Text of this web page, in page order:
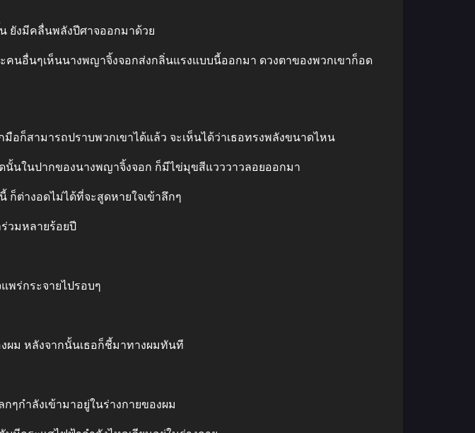
ยังมีคลื่นพลังปีศาจออกมาด้วย
นอื่นๆเห็นนางพญาจิ้งจอกส่งกลิ่นแรงแบบนี้ออกมา ดวงตาของพวกเขาก็อด
อก็สามารถปราบพวกเขาได้แล้ว จะเห็นได้ว่าเธอทรงพลังขนาดไหน
นในปากของนางพญาจิ้งจอก ก็มีไข่มุขสีแวววาวลอยออกมา
ก็ต่างอดไม่ได้ที่จะสูดหายใจเข้าลึกๆ
วมหลายร้อยปี
พร่กระจายไปรอบๆ
ม หลังจากนั้นเธอก็ชี้มาทางผมทันที
กําลังเข้ามาอยู่ในร่างกายของผม